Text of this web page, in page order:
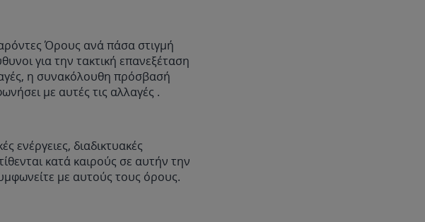
Όρους ανά πάσα στιγμή
για την τακτική επανεξέταση
η συνακόλουθη πρόσβασή
με αυτές τις αλλαγές .
ενέργειες, διαδικτυακές
κατά καιρούς σε αυτήν την
με αυτούς τους όρους.